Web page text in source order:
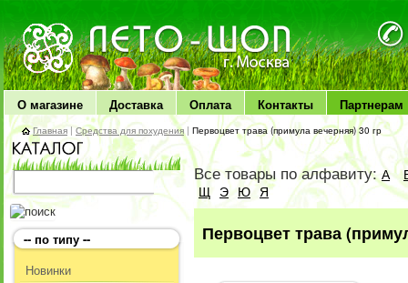
ЛЕТО чудо здоровья
О магазине Доставка Оплата Контакты Партнерам
Главная |Средства для похудения| Первоцвет трава (примула вечерняя) 30 гр
-- по типу --
Новинки
Все товары по алфавиту:А
Щ Э Ю Я
Первоцвет трава